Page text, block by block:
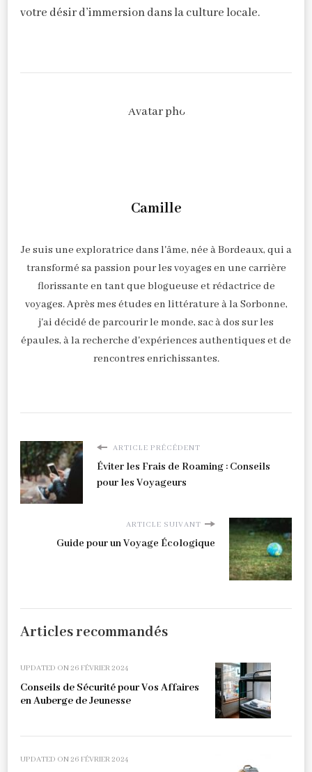
votre désir d’immersion dans la culture locale.
Camille
Je suis une exploratrice dans l'âme, née à Bordeaux, qui a
transformé sa passion pour les voyages en une carrière
florissante en tant que blogueuse et rédactrice de
voyages. Après mes études en littérature à la Sorbonne,
j'ai décidé de parcourir le monde, sac à dos sur les
épaules, à la recherche d'expériences authentiques et de
rencontres enrichissantes.
ARTICLE PRÉCÉDENT
Éviter les Frais de Roaming : Conseils
pour les Voyageurs
ARTICLE SUIVANT
Guide pour un Voyage Écologique
Articles recommandés
UPDATED ON26 FÉVRIER 2024
Conseils de Sécurité pour Vos Affaires
en Auberge de Jeunesse
UPDATED ON26 FÉVRIER 2024